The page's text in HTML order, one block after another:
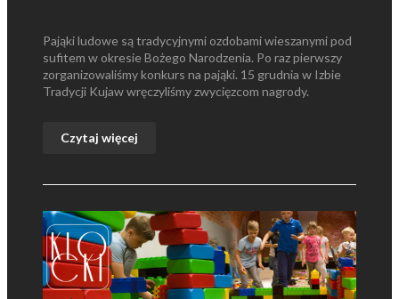
Pająki ludowe są tradycyjnymi ozdobami wieszanymi pod
sufitem w okresie Bożego Narodzenia. Po raz pierwszy
zorganizowaliśmy konkurs na pająki. 15 grudnia w Izbie
Tradycji Kujaw wręczyliśmy zwycięzcom nagrody.
Czytaj więcej